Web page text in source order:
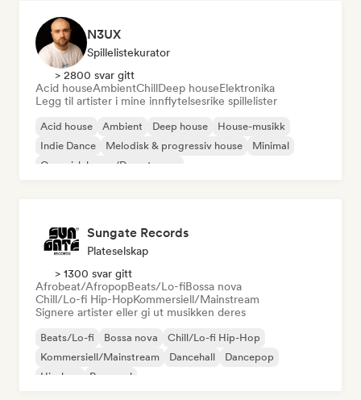
N3UX
Spillelistekurator
> 2800 svar gitt
Acid houseAmbientChillDeep houseElektronika
Legg til artister i mine innflytelsesrike spillelister
Acid house Ambient Deep house
House-musikk
Indie Dance
Melodisk & progressiv house
Minimal
Organisk house/Downtempo
Sungate Records
Plateselskap
> 1300 svar gitt
Afrobeat/AfropopBeats/Lo-fiBossa nova
Chill/Lo-fi Hip-HopKommersiell/Mainstream
Signere artister eller gi ut musikken deres
Beats/Lo-fi Bossa nova
Chill/Lo-fi Hip-Hop
Kommersiell/Mainstream
Dancehall
Dancepop
Hip-hop
Pop-soul